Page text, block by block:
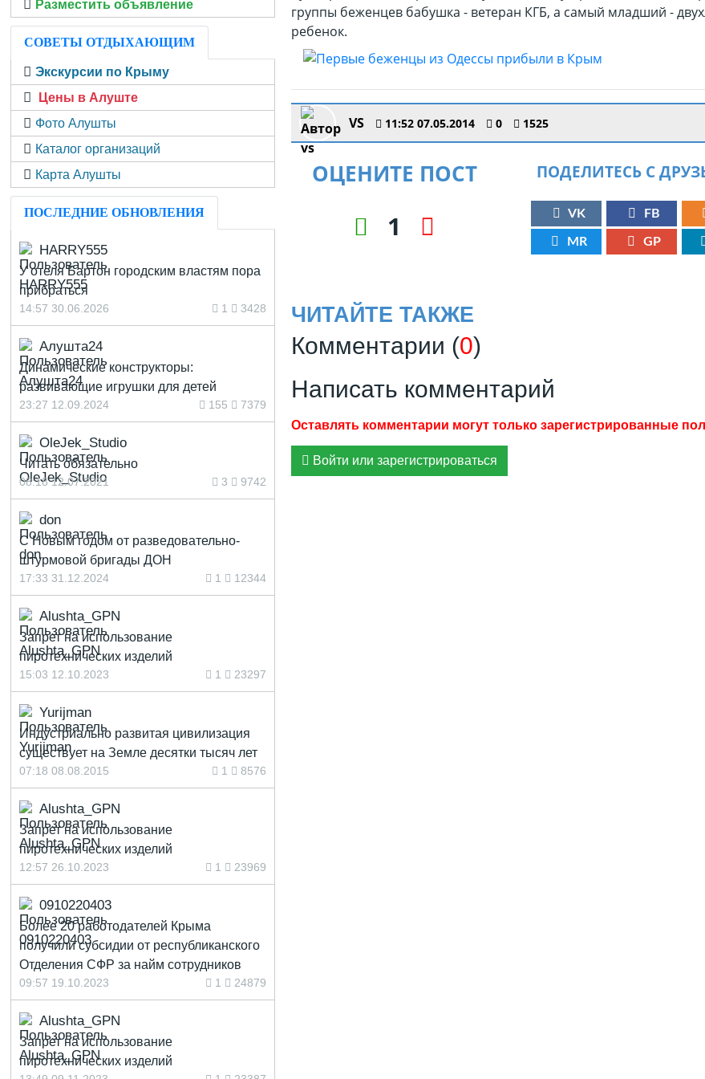
группы беженцев бабушка - ветеран КГБ, а самый младший -
ребенок.
VS 11:52 07.05.2014 0 1525
ОЦЕНИТЕ ПОСТ
1
ПОДЕЛИТЕСЬ С
VK FB
MR GP
ЧИТАЙТЕ ТАКЖЕ
Комментарии (0)
Написать комментарий
Войти или зарегистрироваться
Разместить объявление
СОВЕТЫ ОТДЫХАЮЩИМ
Экскурсии по Крыму
Цены в Алуште
Фото Алушты
Каталог организаций
Карта Алушты
ПОСЛЕДНИЕ ОБНОВЛЕНИЯ
HARRY555
У отеля Бартон городским властям пора
прибраться
14:57 30.06.2026 1 3428
Алушта24
Динамические конструкторы:
развивающие игрушки для детей
23:27 12.09.2024 155 7379
OleJek_Studio
Читать обязательно
08:18 12.07.2021 3 9742
don
С Новым годом от разведовательно-
штурмовой бригады ДОН
17:33 31.12.2024 1 12344
Alushta_GPN
Запрет на использование
пиротехнических изделий
15:03 12.10.2023 1 23297
Yurijman
Индустриально развитая цивилизация
существует на Земле десятки тысяч лет
07:18 08.08.2015 1 8576
Alushta_GPN
Запрет на использование
пиротехнических изделий
12:57 26.10.2023 1 23969
0910220403
Более 20 работодателей Крыма
получили субсидии от республиканского
Отделения СФР за найм сотрудников
09:57 19.10.2023 1 24879
Alushta_GPN
Запрет на использование
пиротехнических изделий